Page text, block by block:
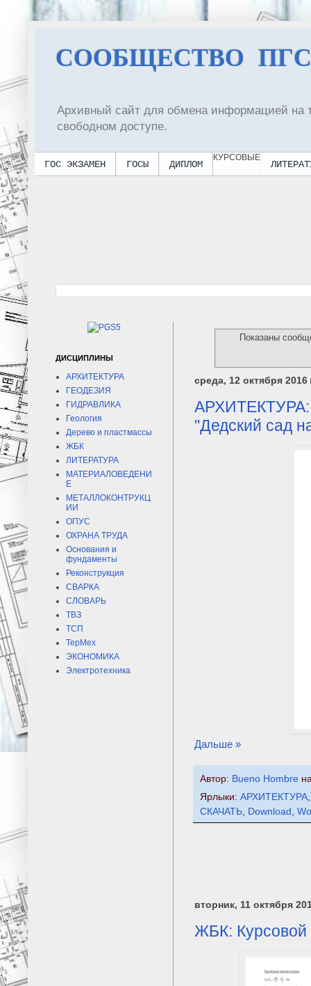
СООБЩЕСТВО ПГС
Архивный сайт для обмена информацией
свободном доступе.
ГОС ЭКЗАМЕН ГОСЫ ДИПЛОМ
КУРСОВЫЕ
Показаны
среда, 12 октября 2016
АРХИТЕКТУРА:
"Дедский сад
Дальше »
Автор: Bueno Hombre
Ярлыки: АРХИТЕКТУРА
СКАЧАТЬ, Download ,
вторник, 11 октября
ЖБК: Курсовой
ДИСЦИПЛИНЫ
АРХИТЕКТУРА
ГЕОДЕЗИЯ
ГИДРАВЛИКА
Геология
Дерево и пластмассы
ЖБК
ЛИТЕРАТУРА
МАТЕРИАЛОВЕДЕНИ
Е
МЕТАЛЛОКОНТРУКЦ
ИИ
ОПУС
ОХРАНА ТРУДА
Основания и
фундаменты
Реконструкция
СВАРКА
СЛОВАРЬ
ТВЗ
ТСП
ТерМех
ЭКОНОМИКА
Электротехника